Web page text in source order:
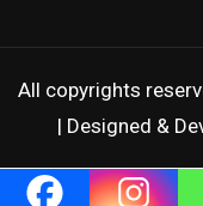
All copyrights
| Designed &